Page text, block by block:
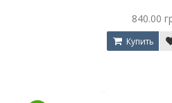
840.00
Купить